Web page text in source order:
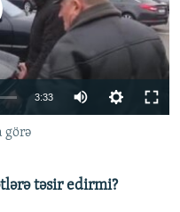
available
3:33
görə
təsir edirmi?